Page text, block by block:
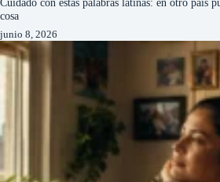
cosa
junio 8, 2026